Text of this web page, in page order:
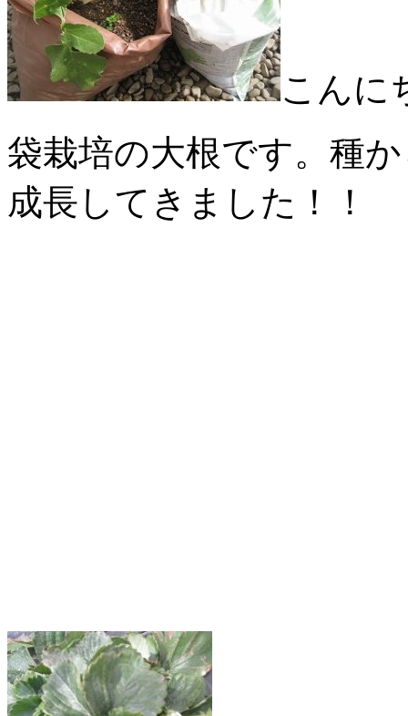
こんに
袋栽培の大根です。種
成長してきました！！